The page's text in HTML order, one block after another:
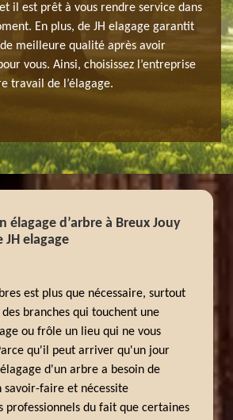
il est prêt à vous rendre service dans
En plus, de JH elagage garantit
meilleure qualité après avoir
vous. Ainsi, choisissez l’entreprise
travail de l’élagage.
élagage d’arbre à Breux Jouy
JH elagage
est plus que nécessaire, surtout
branches qui touchent une
ou frôle un lieu qui ne vous
qu'il peut arriver qu'un jour
d'un arbre a besoin de
savoir-faire et nécessite
professionnels du fait que certaines